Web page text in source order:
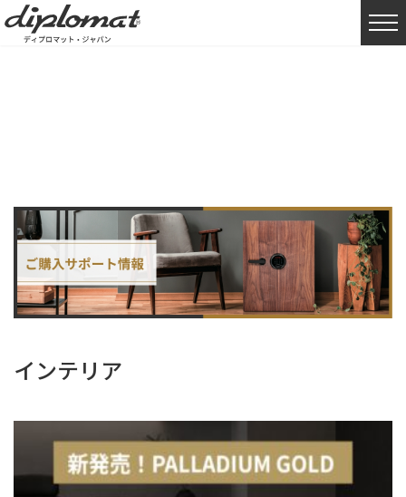
HOME 購入サポート情報
インテリア